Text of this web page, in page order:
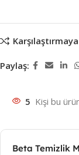
Paylaş:
5 Kişi bu
Beta Temizlik